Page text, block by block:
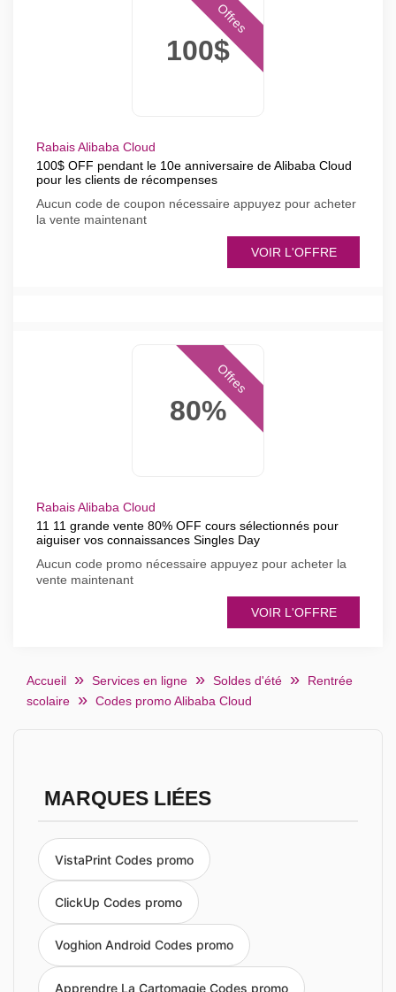
100$
Offres
Rabais Alibaba Cloud
100$ OFF pendant le 10e anniversaire de Alibaba Cloud
pour les clients de récompenses
Aucun code de coupon nécessaire appuyez pour acheter
la vente maintenant
VOIR L'OFFRE
80%
Offres
Rabais Alibaba Cloud
11 11 grande vente 80% OFF cours sélectionnés pour
aiguiser vos connaissances Singles Day
Aucun code promo nécessaire appuyez pour acheter la
vente maintenant
VOIR L'OFFRE
Accueil Services en ligne Soldes d'été
Rentrée
scolaire
Codes promo Alibaba Cloud
MARQUES LIÉES
VistaPrint Codes promo
ClickUp Codes promo
Voghion Android Codes promo
Apprendre La Cartomagie Codes promo